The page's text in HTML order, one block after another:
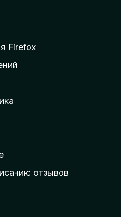
Firefox
отзывов